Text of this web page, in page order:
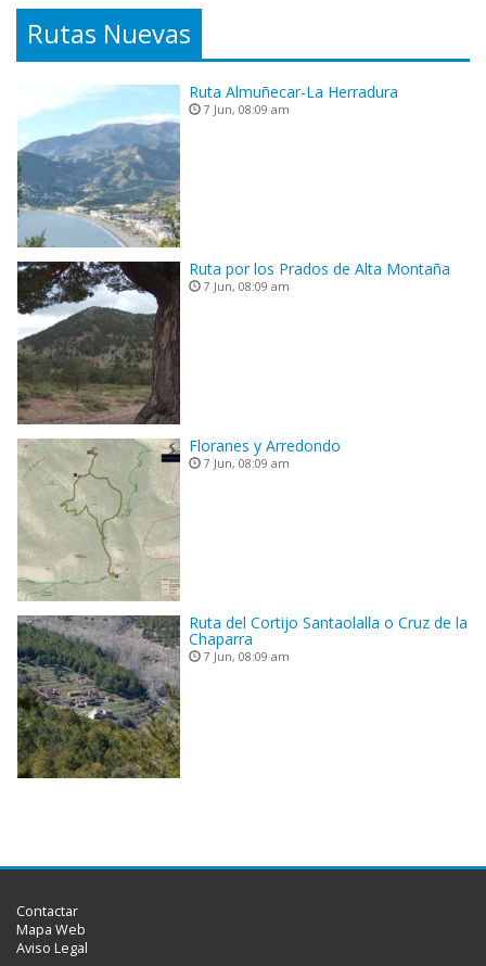
Rutas Nuevas
Ruta Almuñecar-La Herradura
7 Jun, 08:09 am
Ruta por los Prados de Alta Montaña
7 Jun, 08:09 am
Floranes y Arredondo
7 Jun, 08:09 am
Ruta del Cortijo Santaolalla o Cruz de la
Chaparra
7 Jun, 08:09 am
Contactar
Mapa Web
Aviso Legal